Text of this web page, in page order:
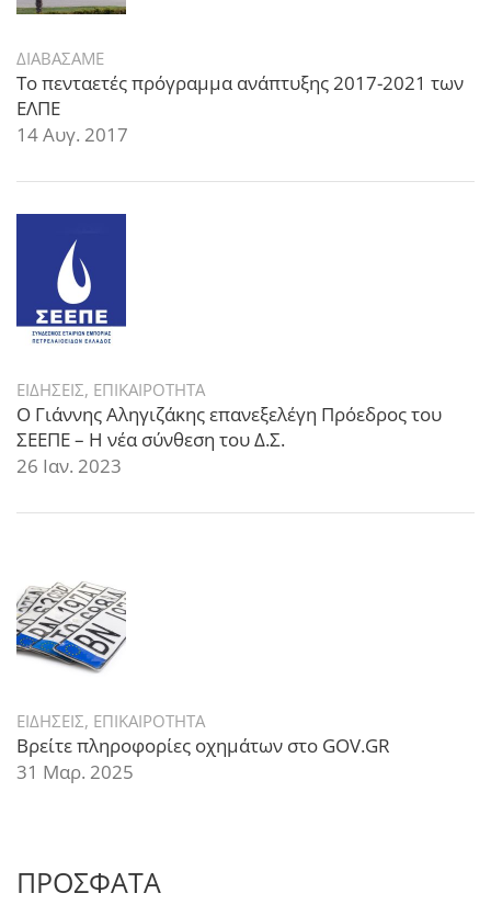
ΔΙΑΒΑΣΑΜΕ
Το πενταετές πρόγραμμα ανάπτυξης 2017-2021 των
ΕΛΠΕ
14 Αυγ. 2017
ΕΙΔΗΣΕΙΣ, ΕΠΙΚΑΙΡΟΤΗΤΑ
Ο Γιάννης Αληγιζάκης επανεξελέγη Πρόεδρος του
ΣΕΕΠΕ – Η νέα σύνθεση του Δ.Σ.
26 Ιαν. 2023
ΕΙΔΗΣΕΙΣ, ΕΠΙΚΑΙΡΟΤΗΤΑ
Βρείτε πληροφορίες οχημάτων στο GOV.GR
31 Μαρ. 2025
ΠΡΟΣΦΑΤΑ